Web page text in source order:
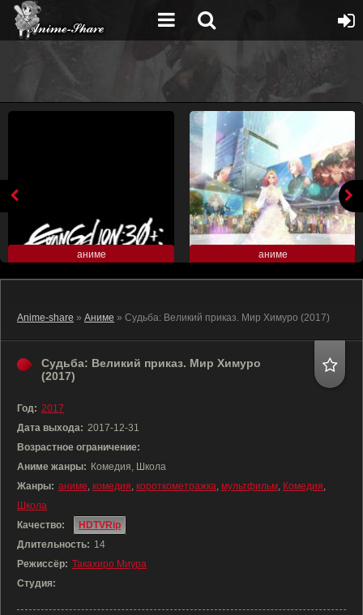
аниме аниме
Anime-share » Аниме » Судьба: Великий приказ. Мир Химуро (2017)
Судьба: Великий приказ. Мир Химуро
(2017)
Год: 2017
Дата выхода: 2017-12-31
Возрастное ограничение:
Аниме жанры: Комедия, Школа
Жанры: аниме, комедия, короткометражка, мультфильм, Комедия,
Школа
Качество:
HDTVRip
Длительность: 14
Режиссёр: Такахиро Миура
Студия: